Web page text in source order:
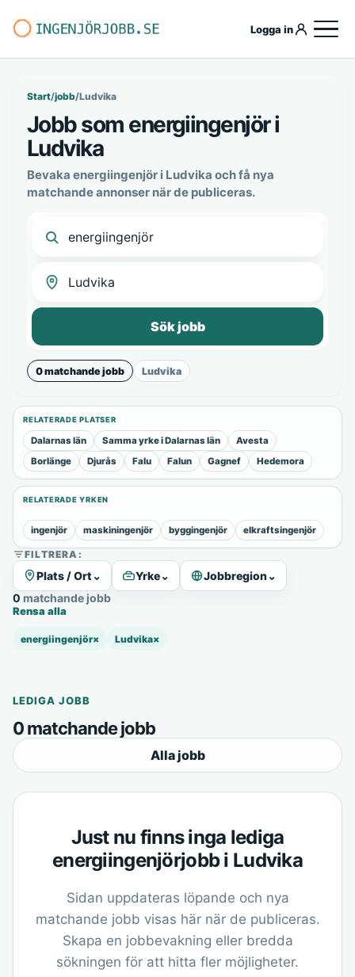
Logga in
Start/jobb/Ludvika
Jobb som energiingenjör i
Ludvika
Bevaka energiingenjör i Ludvika och få nya
matchande annonser när de publiceras.
Sök jobb
0 matchande jobb Ludvika
RELATERADE PLATSER
Dalarnas län Samma yrke i Dalarnas län
Avesta
Borlänge
Djurås Falu Falun Gagnef Hedemora
RELATERADE YRKEN
ingenjör maskiningenjör byggingenjör elkraftsingenjör
FILTRERA:
Plats / Ort ⌄ Yrke⌄ Jobbregion⌄
0 matchande jobb
Rensa alla
energiingenjör× Ludvika×
LEDIGA JOBB
0 matchande jobb
Alla jobb
Just nu finns inga lediga
energiingenjörjobb i Ludvika
Sidan uppdateras löpande och nya
matchande jobb visas här när de publiceras.
Skapa en jobbevakning eller bredda
sökningen för att hitta fler möjligheter.